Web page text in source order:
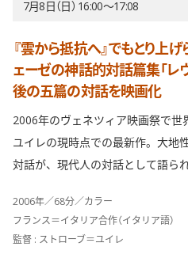
7月8日（日） 16:00〜17:08
『雲から抵抗へ』でもとり上
ェーゼの神話的対話篇集「レ
後の五篇の対話を映画化
2006年のヴェネツィア映画祭で
ユイレの現時点での最新作。大地
対話が、現代人の対話として語ら
2006年／68分／カラー
フランス＝イタリア合作（イタリア語）
監督 : ストローブ＝ユイレ